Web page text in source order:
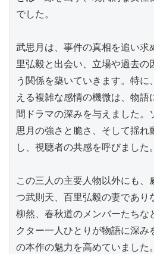
でした。
武思月は、事件の真相を追い求
里弘毅と出会い、立場や過去の
う関係を築いていきます。特に
える複雑な感情の機微は、物語
間ドラマの深みを与えました。
思月の強さと脆さ、そして揺れ
し、視聴者の共感を呼びました。
この三人の主要人物以外にも、
つ武則天、百里弘毅の妻であり
柳然、春秋道のメンバーたちな
クター一人ひとりが物語に深み
の本作の魅力を高めていました。